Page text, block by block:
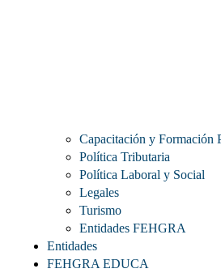
Capacitación y Formación
Política Tributaria
Política Laboral y Social
Legales
Turismo
Entidades FEHGRA
Entidades
FEHGRA EDUCA